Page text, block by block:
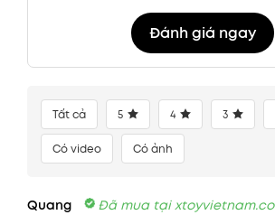
Đánh giá ngay
Tất cả 5 4 3
Có video Có ảnh
Quang Đã mua tại